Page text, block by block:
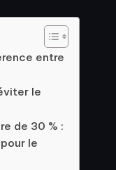
entre
le
de 30 % :
le